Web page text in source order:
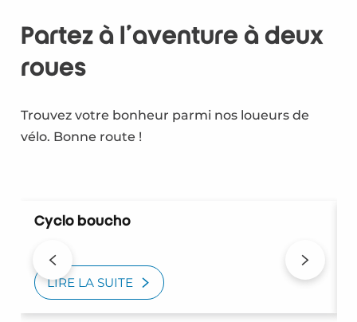
Partez à l'aventure à deux
roues
Trouvez votre bonheur parmi nos loueurs de
vélo. Bonne route !
Cyclo boucho
LIRE LA SUITE